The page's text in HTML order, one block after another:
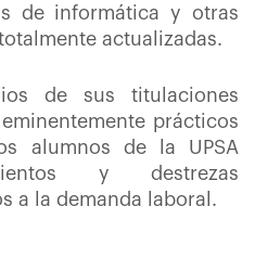
de informática y otras
actualizadas.
de sus titulaciones
prácticos
alumnos de la UPSA
y destrezas
a la demanda laboral.